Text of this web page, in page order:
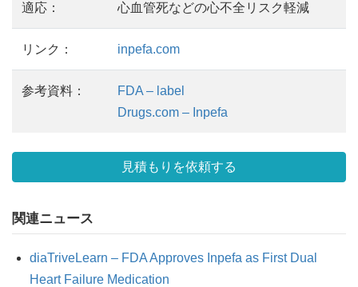
適応： 心血管死などの心不全リスク軽減
リンク： inpefa.com
参考資料：
FDA – label
Drugs.com – Inpefa
見積もりを依頼する
関連ニュース
diaTriveLearn – FDA Approves Inpefa as First Dual
Heart Failure Medication